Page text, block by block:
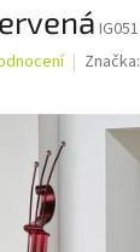
IG051
Značka: